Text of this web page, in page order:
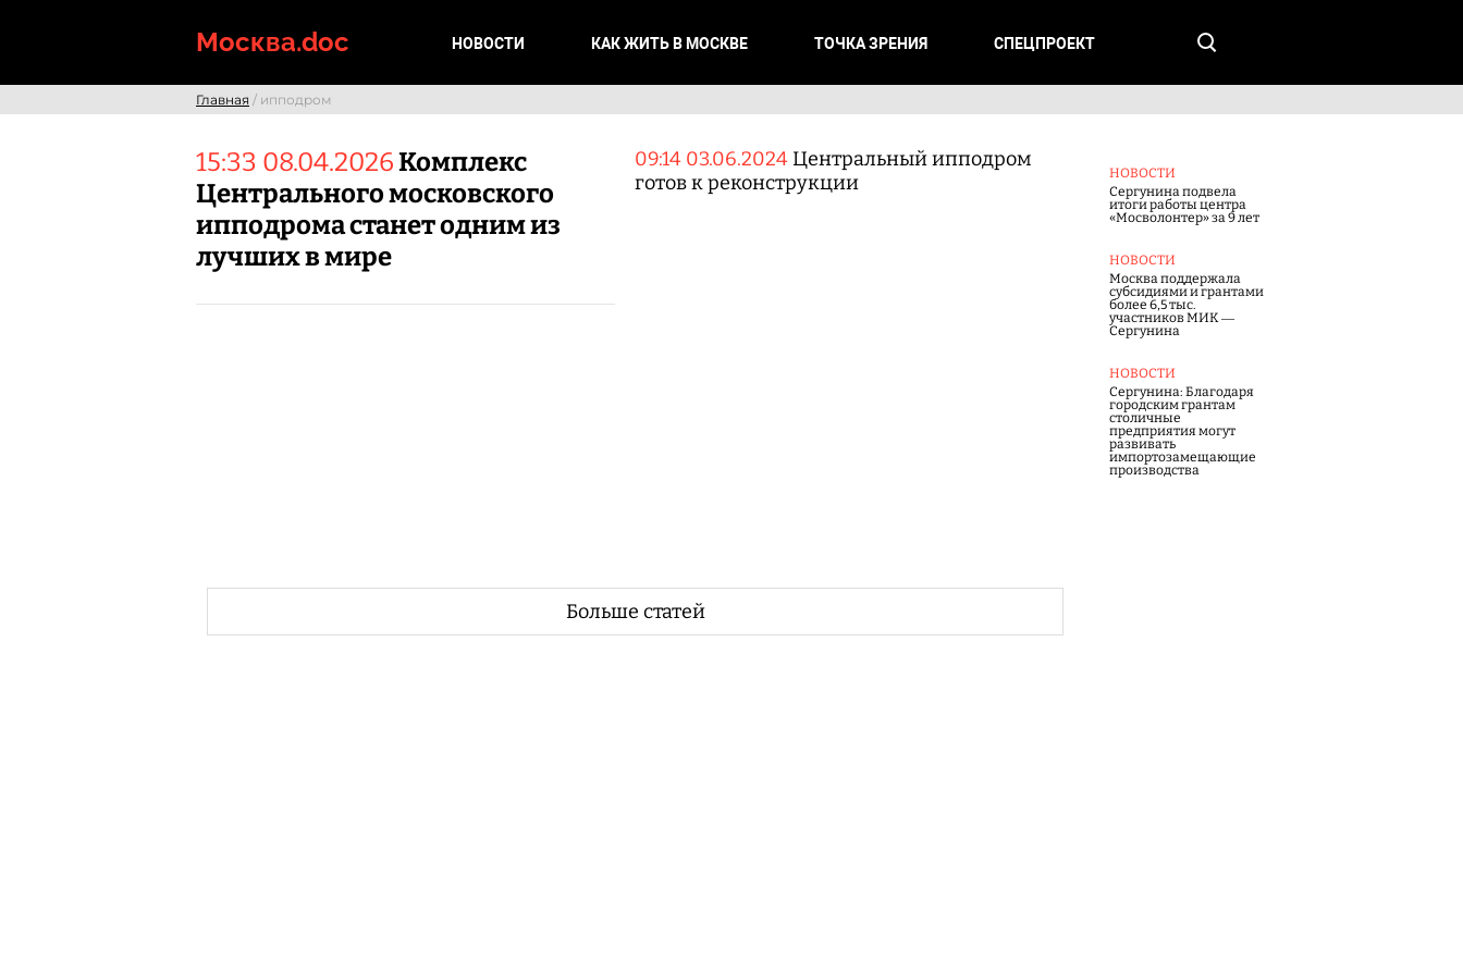
Москва.doc НОВОСТИ КАК ЖИТЬ В МОСКВЕ ТОЧКА ЗРЕНИЯ СПЕЦПРОЕКТ
Главная / ипподром
15:33 08.04.2026Комплекс
Центрального московского
ипподрома станет одним из
лучших в мире
09:14 03.06.2024 Центральный ипподром
готов к реконструкции
НОВОСТИ
Сергунина подвела
итоги работы центра
«Мосволонтер» за 9 лет
НОВОСТИ
Москва поддержала
субсидиями и грантами
более 6,5 тыс.
участников МИК —
Сергунина
НОВОСТИ
Сергунина: Благодаря
городским грантам
столичные
предприятия могут
развивать
импортозамещающие
производства
Больше статей